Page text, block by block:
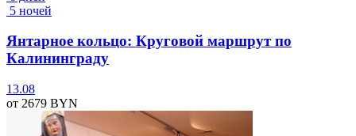
5 ночей
Янтарное кольцо: Круговой маршрут по
Калининграду
13.08
от 2679 BYN